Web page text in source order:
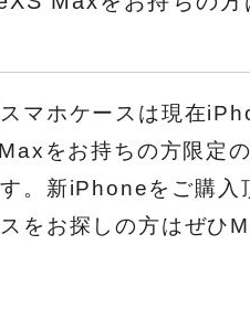
マホケースは現在
をお持ちの方限定
。新iPhoneをご購入
をお探しの方はぜひ